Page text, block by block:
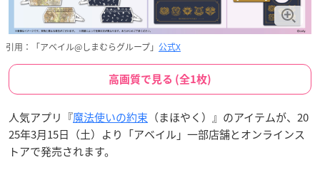
引用：「アベイル@しまむらグループ」 公式X
高画質で見る (全1枚)
人気アプリ『魔法使いの約束 （まほやく）』のアイテムが、20
25年3月15日（土）より「アベイル」一部店舗とオンラインス
トアで発売されます。